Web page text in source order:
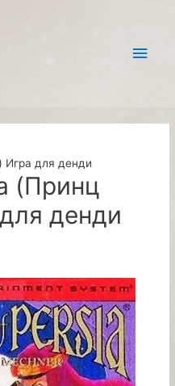
Игра для денди
(Принц
денди